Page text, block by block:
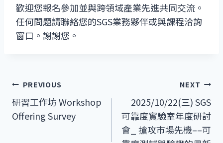
歡迎您報名參加並與跨領域產業先進共同交流。
任何問題請聯絡您的SGS業務夥伴或與課程洽詢
窗口。謝謝您。
文
章
PREVIOUS
研習工作坊 Workshop
Offering Survey
NEXT
2025/10/22(三) SGS
可靠度實驗室年度研討
會_ 搶攻市場先機––可